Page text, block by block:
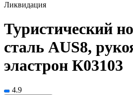
Ликвидация
Туристический
сталь AUS8,
эластрон К03103
4.9